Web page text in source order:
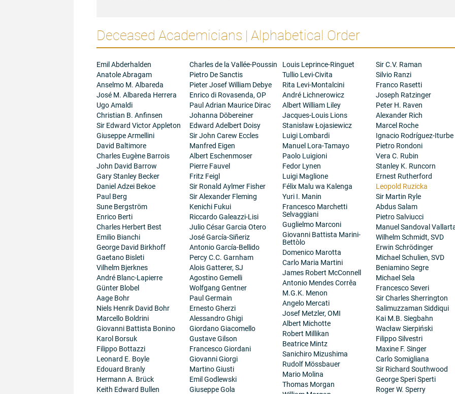
Deceased Academicians | Alphabetical Order
Emil Abderhalden
Anatole Abragam
Anselmo M. Albareda
José M. Albareda Herrera
Ugo Amaldi
Christian B. Anfinsen
Sir Edward Victor Appleton
Giuseppe Armellini
David Baltimore
Charles Eugène Barrois
John David Barrow
Gary Stanley Becker
Daniel Adzei Bekoe
Paul Berg
Sune Bergström
Enrico Berti
Charles Herbert Best
Emilio Bianchi
George David Birkhoff
Gaetano Bisleti
Vilhelm Bjerknes
André Blanc-Lapierre
Günter Blobel
Aage Bohr
Niels Henrik David Bohr
Marcello Boldrini
Giovanni Battista Bonino
Karol Borsuk
Filippo Bottazzi
Leonard E. Boyle
Edouard Branly
Hermann A. Brück
Keith Edward Bullen
Charles de la Vallée-Poussin
Pietro De Sanctis
Pieter Josef William Debye
Enrico di Rovasenda, OP
Paul Adrian Maurice Dirac
Johanna Döbereiner
Edward Adelbert Doisy
Sir John Carew Eccles
Manfred Eigen
Albert Eschenmoser
Pierre Fauvel
Fritz Feigl
Sir Ronald Aylmer Fisher
Sir Alexander Fleming
Kenichi Fukui
Riccardo Galeazzi-Lisi
Julio César Garcia Otero
José García-Siñeriz
Antonio García-Bellido
Percy C.C. Garnham
Alois Gatterer, SJ
Agostino Gemelli
Wolfgang Gentner
Paul Germain
Ernesto Gherzi
Alessandro Ghigi
Giordano Giacomello
Gustave Gilson
Francesco Giordani
Giovanni Giorgi
Martino Giusti
Emil Godlewski
Giuseppe Gola
Louis Leprince-Ringuet
Tullio Levi-Civita
Rita Levi-Montalcini
André Lichnerowicz
Albert William Liley
Jacques-Louis Lions
Stanisław Łojasiewicz
Luigi Lombardi
Manuel Lora-Tamayo
Paolo Luigioni
Fedor Lynen
Luigi Maglione
Félix Malu wa Kalenga
Yuri I. Manin
Francesco Marchetti
Selvaggiani
Guglielmo Marconi
Giovanni Battista Marini-
Bettòlo
Domenico Marotta
Carlo Maria Martini
James Robert McConnell
Antonio Mendes Corrêa
M.G.K. Menon
Angelo Mercati
Josef Metzler, OMI
Albert Michotte
Robert Millikan
Beatrice Mintz
Sanichiro Mizushima
Rudolf Mössbauer
Mario Molina
Thomas Morgan
Sir C.V. Raman
Silvio Ranzi
Franco Rasetti
Joseph Ratzinger
Peter H. Raven
Alexander Rich
Marcel Roche
Ignacio Rodríguez-Iturbe
Pietro Rondoni
Vera C. Rubin
Stanley K. Runcorn
Ernest Rutherford
Leopold Ruzicka
Sir Martin Ryle
Abdus Salam
Pietro Salviucci
Manuel Sandoval
Wilhelm Schmidt, SVD
Erwin Schrödinger
Michael Schulien, SVD
Beniamino Segre
Michael Sela
Francesco Severi
Sir Charles Sherrington
Salimuzzaman Siddiqui
Kai M.B. Siegbahn
Wacław Sierpiński
Filippo Silvestri
Maxine F. Singer
Carlo Somigliana
Sir Richard Southwood
George Speri Sperti
Roger W. Sperry